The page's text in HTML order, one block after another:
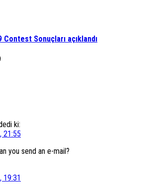
Contest Sonuçları açıklandı
ki:
21:55
you send an e-mail?
19:31